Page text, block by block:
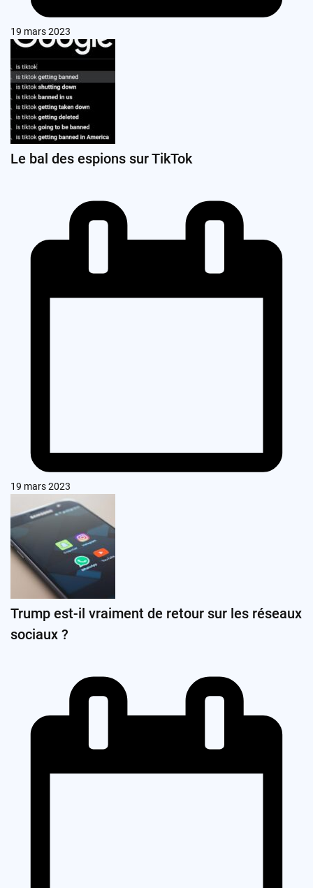
19 mars 2023
Le bal des espions sur TikTok
19 mars 2023
Trump est-il vraiment de retour sur les réseaux
sociaux ?